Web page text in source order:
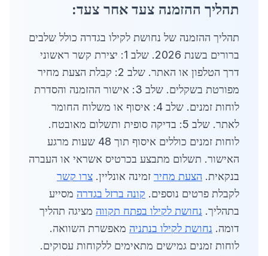
תהליך ההזמנה צעד אחר צעד:
תהליך ההזמנה של נחושת לקילו בגדרה כולל שלבים
ברורים בשנת 2026. שלב 1: יצירת קשר ראשוני
דרך הטלפון או האתר. שלב 2: קבלת הצעת מחיר
מפורטת בשקלים. שלב 3: אישור ההזמנה והסדרת
לוחות זמנים. שלב 4: איסוף או משלוח החומר
לאתר. שלב 5: בדיקה סופית ותשלום מאובטח.
לוחות זמנים כוללים איסוף תוך 48 שעות מרגע
האישור. תשלום מתבצע בכרטיס אשראי או העברה
בנקאית. הצעת מחיר זמינה אונליין. צרו קשר
לקבלת פרטים נוספים. קונה ברזל בגדרה מסייע
בתהליך. נחושת לקילו בפתח תקווה מציגה תהליך
דומה. נחושת לקילו בנתניה מאפשרת השוואה.
לוחות זמנים גמישים מתאימים ללקוחות עסוקים.